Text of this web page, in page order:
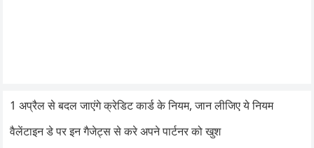
1 अप्रैल से बदल जाएंगे क्रेडिट कार्ड के नियम, जान लीजिए ये नियम
वैलेंटाइन डे पर इन गैजेट्स से करे अपने पार्टनर को खुश